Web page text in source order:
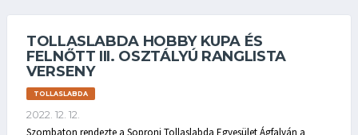
TOLLASLABDA HOBBY KUPA ÉS
FELNŐTT III. OSZTÁLYÚ RANGLISTA
VERSENY
TOLLASLABDA
2022. 12. 12.
Szombaton rendezte a Soproni Tollaslabda Egyesület Ágfalván a